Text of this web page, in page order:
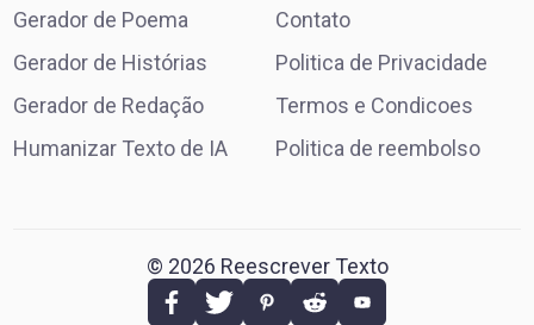
Gerador de Poema
Gerador de Histórias
Gerador de Redação
Humanizar Texto de IA
Contato
Politica de Privacidade
Termos e Condicoes
Politica de reembolso
© 2026 Reescrever Texto